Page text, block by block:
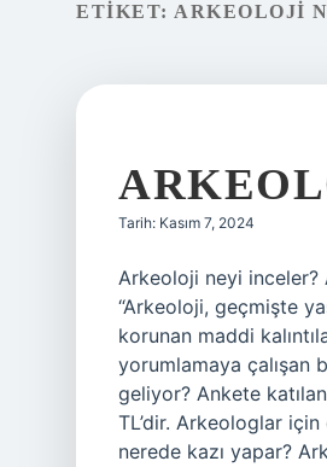
ETIKET: ARKEOLOJI
Tarih: Kasım 7, 2024
Arkeoloji neyi inceler?
“Arkeoloji, geçmişte
korunan maddi
yorumlamaya çalışan
geliyor? Ankete
TL’dir. Arkeologlar
nerede kazı yapar?